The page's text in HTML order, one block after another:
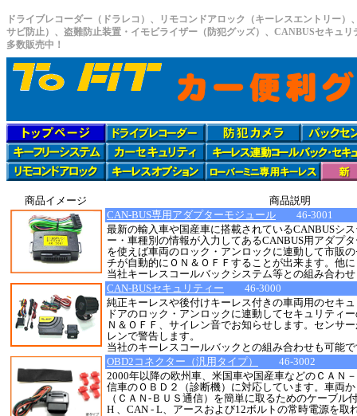
ドライブレコーダー（ドラレコ）、リモコンドアロック（キーレスエントリー
サビ防止）、盗難防止装置・イモビライザー（防犯グッズ）、CANBUSセキュ
多数販売中！
商品イメージ
商品説明
CAN-BUS専用アダプターモジュール
46-3001
最新の輸入車や国産車に搭載されているCANBUSシ
ー・車種別の情報が入力してあるCANBUS用アダプ
を使えば車両のロック・アンロックに連動して市販
チが自動的にＯＮ＆ＯＦＦすることが出来ます。他
当社キーレスコールバックシステム等との組み合わ
CAN-BUSセキュリティー
46-3000
純正キーレスや後付けキーレス付きの車両用のセキ
ドアのロック・アンロックに連動してセキュリティ
Ｎ＆ＯＦＦ、サイレン音でお知らせします。センサ
レンで警告します。
当社のキーレスコールバックとの組み合わせも可能
OBD2コネクター（汎用タイプ）
46-3002
2000年以降の欧州車、米国車や国産車などのＣＡＮ
信車のＯＢＤ２（診断機）に対応しています。車両
（ＣＡＮ-ＢＵＳ通信）を簡単に取るためのケーブル
H 、CAN - L、アースおよび12ボルトの常時電源を取